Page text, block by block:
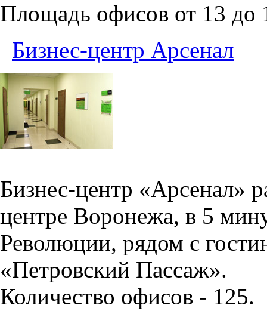
Площадь офисов от 13 до
Бизнес-центр Арсенал
Бизнес-центр «Арсенал»
центре Воронежа, в 5
Революции, рядом с
«Петровский Пассаж».
Количество офисов - 125.